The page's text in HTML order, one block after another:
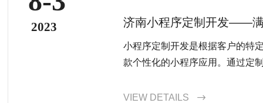
2023 济南小程序定制开发——
小程序定制开发是根据客户的特
款个性化的小程序应用。通过定
增强品牌形象、扩大市场份额。
VIEW DETAILS 